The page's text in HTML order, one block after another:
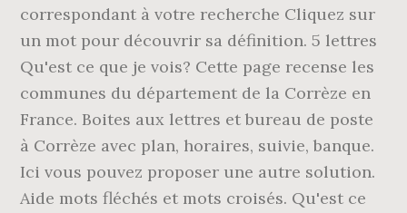
correspondant à votre recherche Cliquez sur
un mot pour découvrir sa définition. 5 lettres
Qu'est ce que je vois? Cette page recense les
communes du département de la Corrèze en
France. Boites aux lettres et bureau de poste
à Corrèze avec plan, horaires, suivie, banque.
Ici vous pouvez proposer une autre solution.
Aide mots fléchés et mots croisés. Qu'est ce